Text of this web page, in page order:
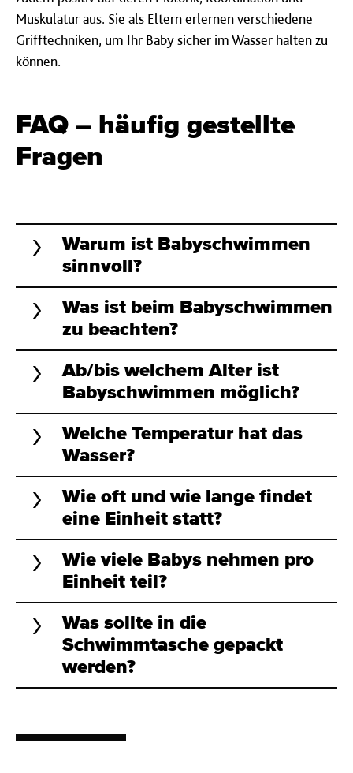
Muskulatur aus. Sie als Eltern erlernen verschiedene
Grifftechniken, um Ihr Baby sicher im Wasser halten zu
können.
FAQ – häufig gestellte
Fragen
Warum ist Babyschwimmen
sinnvoll?
Was ist beim Babyschwimmen
zu beachten?
Ab/bis welchem Alter ist
Babyschwimmen möglich?
Welche Temperatur hat das
Wasser?
Wie oft und wie lange findet
eine Einheit statt?
Wie viele Babys nehmen pro
Einheit teil?
Was sollte in die
Schwimmtasche gepackt
werden?